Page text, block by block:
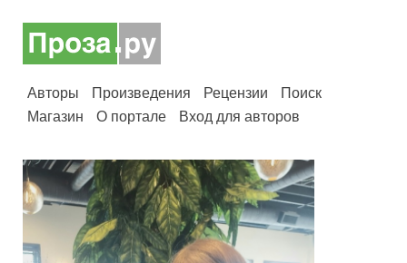
Авторы Произведения Рецензии
Поиск
Магазин
О портале Вход для авторов